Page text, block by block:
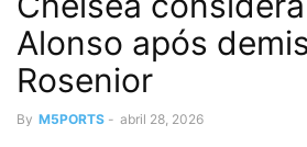
Alonso após
Rosenior
By M5PORTS - abril 28, 2026